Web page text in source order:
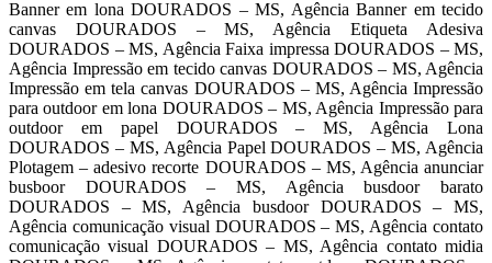
Banner em lona DOURADOS – MS, Agência Banner em tecido
canvas DOURADOS – MS, Agência Etiqueta Adesiva
DOURADOS – MS, Agência Faixa impressa DOURADOS – MS,
Agência Impressão em tecido canvas DOURADOS – MS, Agência
Impressão em tela canvas DOURADOS – MS, Agência Impressão
para outdoor em lona DOURADOS – MS, Agência Impressão para
outdoor em papel DOURADOS – MS, Agência Lona
DOURADOS – MS, Agência Papel DOURADOS – MS, Agência
Plotagem – adesivo recorte DOURADOS – MS, Agência anunciar
busboor DOURADOS – MS, Agência busdoor barato
DOURADOS – MS, Agência busdoor DOURADOS – MS,
Agência comunicação visual DOURADOS – MS, Agência contato
comunicação visual DOURADOS – MS, Agência contato midia